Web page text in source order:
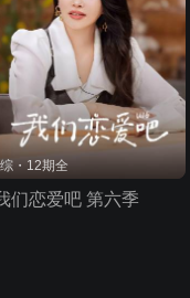
综・12期全
们恋爱吧 第六季